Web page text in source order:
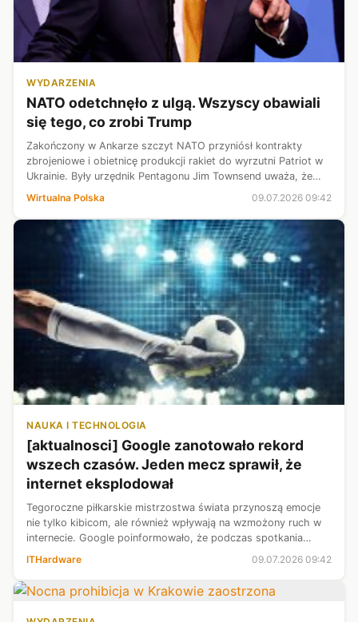
WYDARZENIA
NATO odetchnęło z ulgą. Wszyscy obawiali
się tego, co zrobi Trump
Zakończony w Ankarze szczyt NATO przyniósł kontrakty
zbrojeniowe i obietnicę produkcji rakiet do wyrzutni Patriot w
Ukrainie. Były urzędnik Pentagonu Jim Townsend uważa, że
sukcesem jest już to, że "Donald Trump nie storpedował
Wirtualna Polska 09.07.2026 09:42
NAUKA I TECHNOLOGIA
[aktualnosci] Google zanotowało rekord
wszech czasów. Jeden mecz sprawił, że
internet eksplodował
Tegoroczne piłkarskie mistrzostwa świata przynoszą emocje
nie tylko kibicom, ale również wpływają na wzmożony ruch w
internecie. Google poinformowało, że podczas spotkania
usług wyszukiwarki i...
ITHardware 09.07.2026 09:42